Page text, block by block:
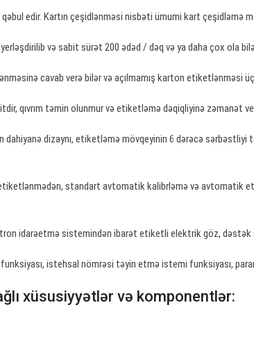
edir. Kartın çeşidlənməsi nisbəti ümumi kart çeşidləmə
və sabit sürət 200 ədəd / dəq və ya daha çox ola
cavab verə bilər və açılmamış karton etiketlənməsi
qıvrım təmin olunmur və etiketləmə dəqiqliyinə zəmanət
dizaynı, etiketləmə mövqeyinin 6 dərəcə
etiketlənmədən, standart avtomatik kalibrləmə və
idarəetmə sistemindən ibarət etiketli elektrik göz, dəstək
istehsal nömrəsi təyin etmə istemi funksiyası,
xüsusiyyətlər və komponentlər: